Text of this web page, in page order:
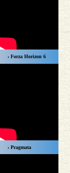
› Forza Horizon 6
› Pragmata